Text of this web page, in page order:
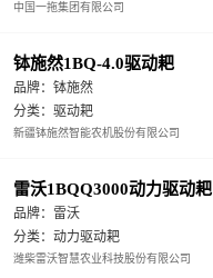
中国一拖集团有限公司
钵施然1BQ-4.0驱动耙
品牌：钵施然
分类：驱动耙
新疆钵施然智能农机股份有限公司
雷沃1BQQ3000动力驱动耙
品牌：雷沃
分类：动力驱动耙
潍柴雷沃智慧农业科技股份有限公司